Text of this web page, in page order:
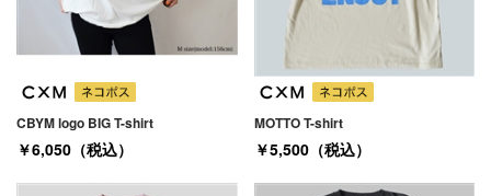
CBYM logo BIG T-shirt
￥6,050（税込）
MOTTO T-shirt
￥5,500（税込）